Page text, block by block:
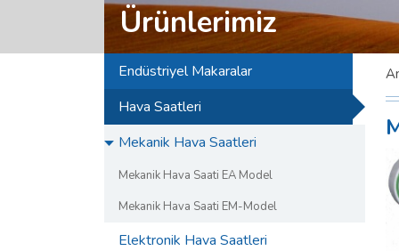
Ürünlerimiz
Endüstriyel Makaralar
Hava Saatleri
Mekanik Hava Saatleri
Mekanik Hava Saati EA Model
Mekanik Hava Saati EM-Model
Elektronik Hava Saatleri